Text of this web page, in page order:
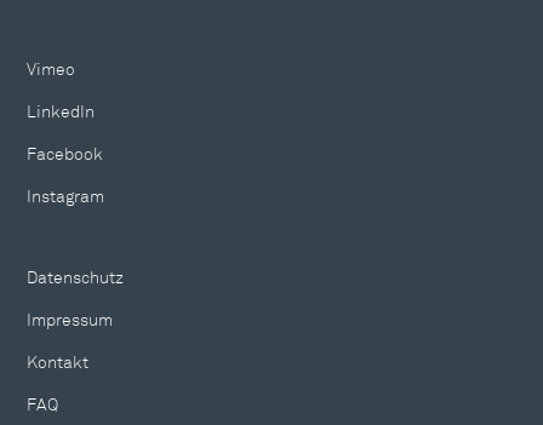
Vimeo
LinkedIn
Facebook
Instagram
Datenschutz
Impressum
Kontakt
FAQ